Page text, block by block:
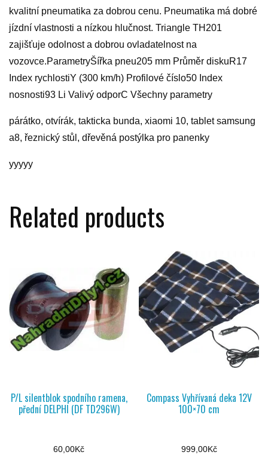
kvalitní pneumatika za dobrou cenu. Pneumatika má dobré
jízdní vlastnosti a nízkou hlučnost. Triangle TH201
zajišťuje odolnost a dobrou ovladatelnost na
vozovce.ParametryŠířka pneu205 mm Průměr diskuR17
Index rychlostiY (300 km/h) Profilové číslo50 Index
nosnosti93 Li Valivý odporC Všechny parametry
párátko, otvírák, takticka bunda, xiaomi 10, tablet samsung
a8, řeznický stůl, dřevěná postýlka pro panenky
yyyyy
Related products
P/L silentblok spodního ramena,
přední DELPHI (DF TD296W)
60,00Kč
Compass Vyhřívaná deka 12V
100×70 cm
999,00Kč